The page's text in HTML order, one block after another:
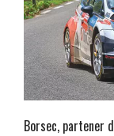
Borsec, partener